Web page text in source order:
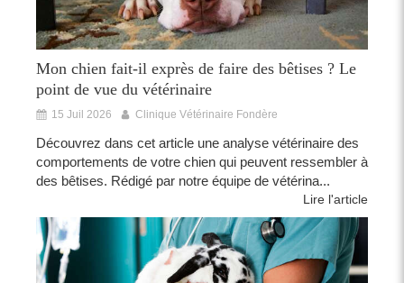
Mon chien fait-il exprès de faire des bêtises ? Le
point de vue du vétérinaire
15 Juil 2026 Clinique Vétérinaire Fondère
Découvrez dans cet article une analyse vétérinaire des
comportements de votre chien qui peuvent ressembler à
des bêtises. Rédigé par notre équipe de vétérina...
Lire l'article